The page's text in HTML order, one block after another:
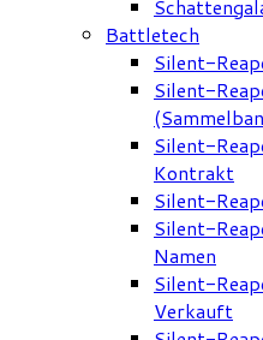
Battletech
Silent-
Silent-
Silent-
Kontrakt
Silent-
Silent-
Namen
Silent-
Verkauft